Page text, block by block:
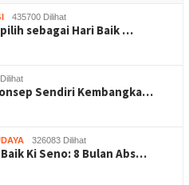
435700 Dilihat
sebagai Hari Baik …
Sendiri Kembangka…
326083 Dilihat
Ki Seno: 8 Bulan Abs…